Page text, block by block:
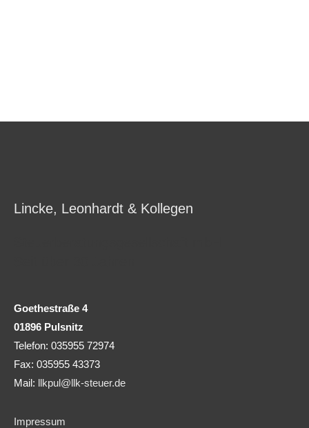
Lincke, Leonhardt & Kollegen
Goethestraße 4
01896 Pulsnitz
Telefon: 035955 72974
Fax: 035955 43373
Mail: llkpul@llk-steuer.de
Impressum